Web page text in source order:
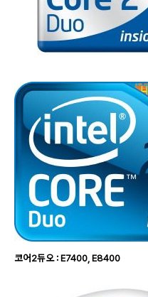
코어2듀오 : E7400, E8400